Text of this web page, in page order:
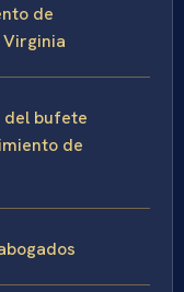
de
del bufete
de